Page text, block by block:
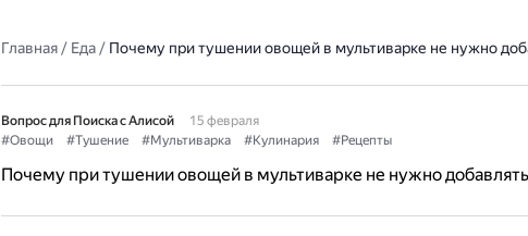
Главная/ Еда/ Почему при тушении овощей в мультиварке не нужно
Вопрос для Поиска с Алисой
15 февраля
#Овощи
#Тушение #Мультиварка #Кулинария #Рецепты
Почему при тушении овощей в мультиварке не нужно